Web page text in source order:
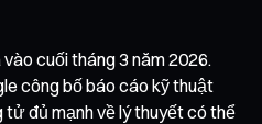
cuối tháng 3 năm 2026.
công bố báo cáo kỹ thuật
đủ mạnh về lý thuyết có thể